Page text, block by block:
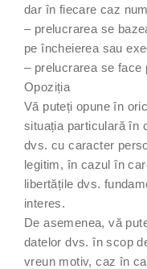
dar în fiecare caz
– prelucrarea se
pe încheierea sau
– prelucrarea se face
Opoziția
Vă puteți opune în
situația particulară în
dvs. cu caracter
legitim, în cazul în
libertățile dvs.
interes.
De asemenea, vă
datelor dvs. în scop
vreun motiv, caz în